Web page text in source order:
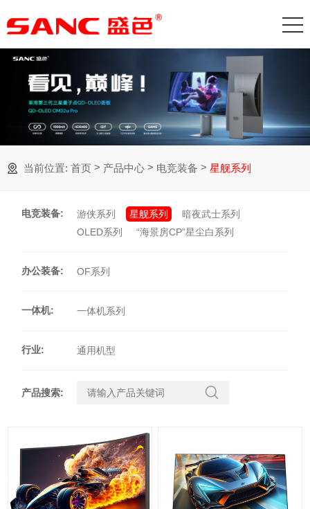
当前位置: 首页 > 产品中心 > 电竞装备 >星舰系列
电竞装备: 游侠系列 星舰系列
暗夜武士系列
OLED系列
“海景房CP”星尘白系列
办公装备: OF系列
一体机: 一体机系列
行业: 通用机型
产品搜索: